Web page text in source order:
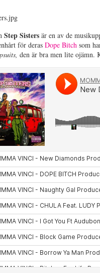
Step Sistersär en av de
för derasDope Bitch som
den är bra men lite ojämn.